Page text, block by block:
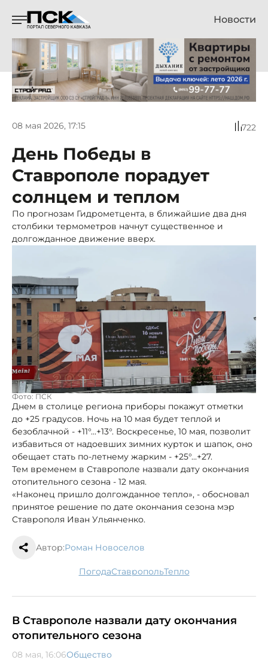
Новости
08 мая 2026, 17:15 722
День Победы в
Ставрополе порадует
солнцем и теплом
По прогнозам Гидрометцента, в ближайшие два дня
столбики термометров начнут существенное и
долгожданное движение вверх.
Фото: ПСК
Днем в столице региона приборы покажут отметки
до +25 градусов. Ночь на 10 мая будет теплой и
безоблачной - +11°...+13°. Воскресенье, 10 мая, позволит
избавиться от надоевших зимних курток и шапок, оно
обещает стать по-летнему жарким - +25°...+27.
Тем временем в Ставрополе назвали дату окончания
отопительного сезона - 12 мая.
«Наконец пришло долгожданное тепло», - обосновал
принятое решение по дате окончания сезона мэр
Ставрополя Иван Ульянченко.
Автор:Роман Новоселов
погода Ставрополь тепло
В Ставрополе назвали дату окончания
отопительного сезона
08 мая, 16:06Общество